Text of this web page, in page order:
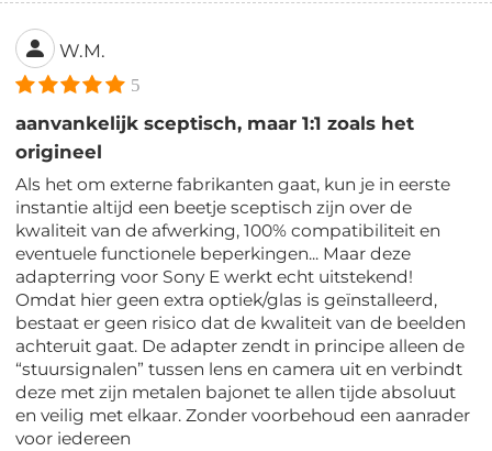
W.M.
5
aanvankelijk sceptisch, maar 1:1 zoals het
origineel
Als het om externe fabrikanten gaat, kun je in eerste
instantie altijd een beetje sceptisch zijn over de
kwaliteit van de afwerking, 100% compatibiliteit en
eventuele functionele beperkingen... Maar deze
adapterring voor Sony E werkt echt uitstekend!
Omdat hier geen extra optiek/glas is geïnstalleerd,
bestaat er geen risico dat de kwaliteit van de beelden
achteruit gaat. De adapter zendt in principe alleen de
“stuursignalen” tussen lens en camera uit en verbindt
deze met zijn metalen bajonet te allen tijde absoluut
en veilig met elkaar. Zonder voorbehoud een aanrader
voor iedereen